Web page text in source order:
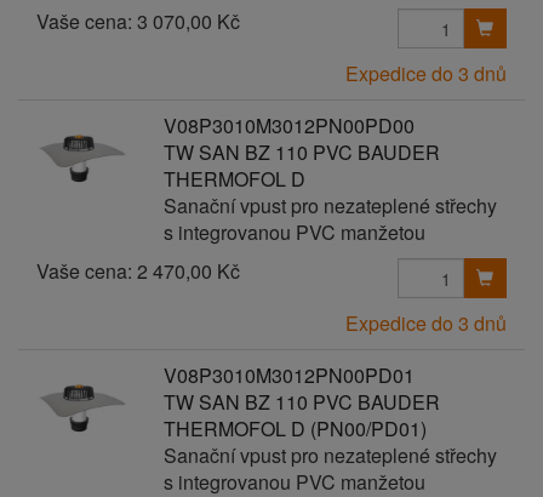
Vaše cena: 3 070,00 Kč
Expedice do 3 dnů
V08P3010M3012PN00PD00
TW SAN BZ 110 PVC BAUDER
THERMOFOL D
Sanační vpust pro nezateplené střechy
s integrovanou PVC manžetou
Vaše cena: 2 470,00 Kč
Expedice do 3 dnů
V08P3010M3012PN00PD01
TW SAN BZ 110 PVC BAUDER
THERMOFOL D (PN00/PD01)
Sanační vpust pro nezateplené střechy
s integrovanou PVC manžetou